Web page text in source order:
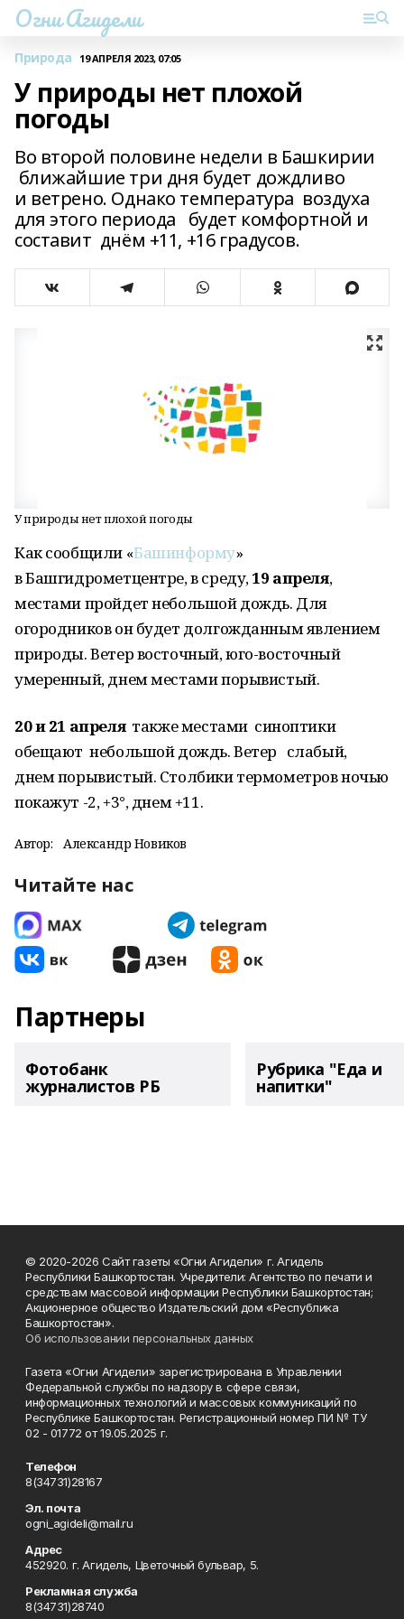
Огни Агидели
Природа 19 АПРЕЛЯ 2023, 07:05
У природы нет плохой
погоды
Во второй половине недели в Башкирии
ближайшие три дня будет дождливо
и ветрено. Однако температура воздуха
для этого периода будет комфортной и
составит днём +11, +16 градусов.
У природы нет плохой погоды
Как сообщили «Башинформу»
в Башгидрометцентре, в среду,19 апреля,
местами пройдет небольшой дождь. Для
огородников он будет долгожданным явлением
природы. Ветер восточный, юго-восточный
умеренный, днем местами порывистый.
20 и 21 апрелятакже местами синоптики
обещают небольшой дождь. Ветер слабый,
днем порывистый. Столбики термометров ночью
покажут -2, +3°, днем +11.
Автор: Александр Новиков
Читайте нас
Партнеры
Фотобанк
журналистов РБ
Рубрика "Еда и
напитки"
© 2020-2026 Сайт газеты «Огни Агидели» г. Агидель
Республики Башкортостан. Учредители: Агентство по печати и
средствам массовой информации Республики Башкортостан;
Акционерное общество Издательский дом «Республика
Башкортостан».
Об использовании персональных данных
Газета «Огни Агидели» зарегистрирована в Управлении
Федеральной службы по надзору в сфере связи,
информационных технологий и массовых коммуникаций по
Республике Башкортостан. Регистрационный номер ПИ № ТУ
02 - 01772 от 19.05.2025 г.
Телефон
8(34731)28167
Эл. почта
ogni_agideli@mail.ru
Адрес
452920. г. Агидель, Цветочный бульвар, 5.
Рекламная служба
8(34731)28740